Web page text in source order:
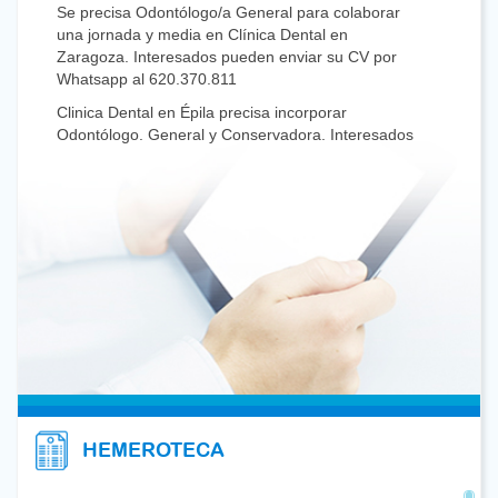
Se precisa Odontólogo/a General para colaborar
una jornada y media en Clínica Dental en
Zaragoza. Interesados pueden enviar su CV por
Whatsapp al 620.370.811
Clinica Dental en Épila precisa incorporar
Odontólogo. General y Conservadora. Interesados
Clinica Dental en Zaragoza con más de 35 años en
funcionamiento busca compañero para dedicarse a
Odontología General con al menos 3 años de
experiencia para niños y adultos. Serían
tratamientos de Conservadora y Endondoncia.
Horarios y jornadas a convenir en entrevista.
Interesados mandar CV a
baspreagornatti@dentistasaragon.es
exclusiva a Ortodoncia: brackets convencio…
HEMEROTECA